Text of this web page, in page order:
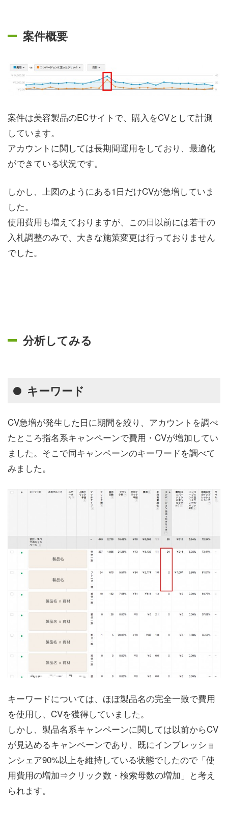
案件概要
案件は美容製品のECサイトで、購入をCVとして計測
しています。
アカウントに関しては長期間運用をしており、最適化
ができている状況です。
しかし、上図のようにある1日だけCVが急増していま
した。
使用費用も増えておりますが、この日以前には若干の
入札調整のみで、大きな施策変更は行っておりません
でした。
分析してみる
キーワード
CV急増が発生した日に期間を絞り、アカウントを調べ
たところ指名系キャンペーンで費用・CVが増加してい
ました。そこで同キャンペーンのキーワードを調べて
みました。
キーワードについては、ほぼ製品名の完全一致で費用
を使用し、CVを獲得していました。
しかし、製品名系キャンペーンに関しては以前からCV
が見込めるキャンペーンであり、既にインプレッショ
ンシェア90%以上を維持している状態でしたので「使
用費用の増加⇒クリック数・検索母数の増加」と考え
られます。